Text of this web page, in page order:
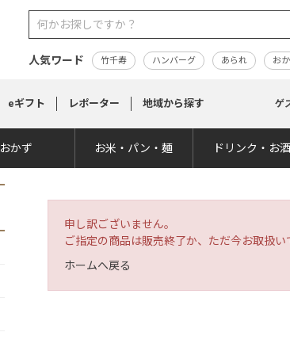
人気ワード 竹千寿 ハンバーグ あられ お
eギフト レポーター 地域から探す ゲ
おかず お米・パン・麺 ドリンク・お酒
申し訳ございません。
ご指定の商品は販売終了か、ただ今お取扱い
ホームへ戻る